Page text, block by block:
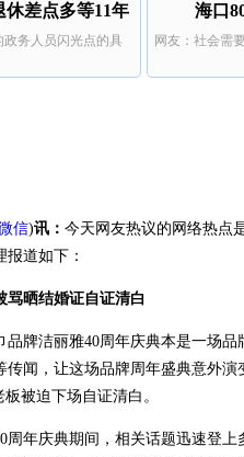
差点多等11年
务人员闪光点的具
海口
网友：社会需
信)讯： 今天网友热议的网络热点
道如下：
骂晒结婚证自证清白
品牌洁丽雅40周年庆典本是一场
传闻，让这场品牌周年盛典意外
被迫下场自证清白。
周年庆典期间，相关话题迅速登